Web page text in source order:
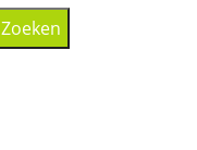
Zoeken